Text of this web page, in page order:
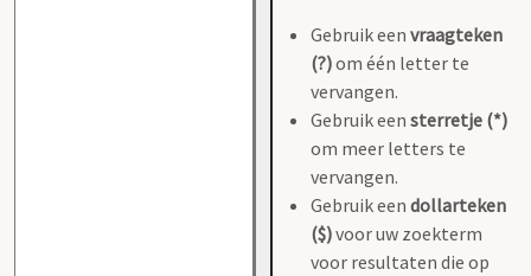
Gebruik een vraagteken
(?)om één letter te
vervangen.
Gebruik een sterretje (*)
om meer letters te
vervangen.
Gebruik een dollarteken
($)voor uw zoekterm
voor resultaten die op